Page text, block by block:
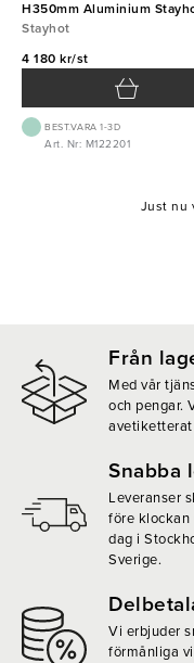
H350mm Aluminium
Stayhot
4 180 kr/st
BEST.VARA 1-3D
Art. Nr: M122201
Just nu
Från
Med vår
och pengar.
Snabba
Leveranser
före klockan
dag i
Sverige.
Vi erbjuder
förmånliga